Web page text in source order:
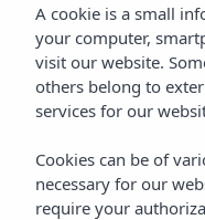
Vibra
A cookie is a small
your computer,
visit our website.
others belong to
services for our
Cookies can be of
necessary for our
require your